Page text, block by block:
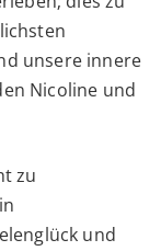
unsere innere
Nicoline und
zu
und